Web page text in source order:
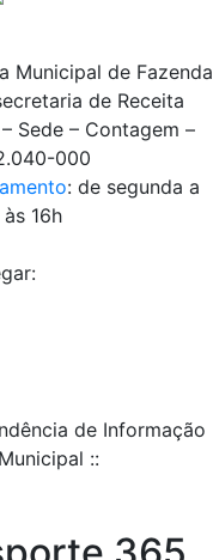
Municipal de Fazenda
de Receita
Sede – Contagem –
000
: de segunda a
16h
de Informação
::